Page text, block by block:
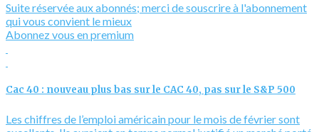
Suite réservée aux abonnés; merci de souscrire à l'abonnement
qui vous convient le mieux
Abonnez vous en premium
Cac 40 : nouveau plus bas sur le CAC 40, pas sur le S&P 500
Les chiffres de l’emploi américain pour le mois de février sont